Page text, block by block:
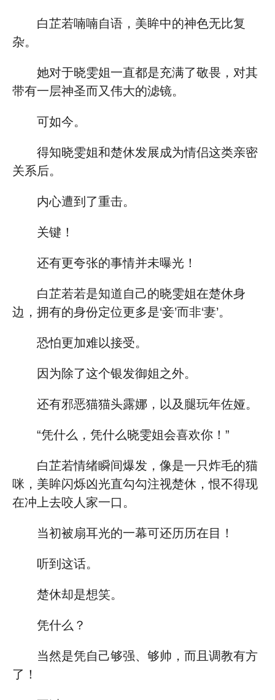
白芷若喃喃自语，美眸中的神色无比复
杂。
她对于晓雯姐一直都是充满了敬畏，对其
带有一层神圣而又伟大的滤镜。
可如今。
得知晓雯姐和楚休发展成为情侣这类亲密
关系后。
内心遭到了重击。
关键！
还有更夸张的事情并未曝光！
白芷若若是知道自己的晓雯姐在楚休身
边，拥有的身份定位更多是‘妾’而非‘妻’。
恐怕更加难以接受。
因为除了这个银发御姐之外。
还有邪恶猫猫头露娜，以及腿玩年佐娅。
“凭什么，凭什么晓雯姐会喜欢你！”
白芷若情绪瞬间爆发，像是一只炸毛的猫
咪，美眸闪烁凶光直勾勾注视楚休，恨不得现
在冲上去咬人家一口。
当初被扇耳光的一幕可还历历在目！
听到这话。
楚休却是想笑。
凭什么？
当然是凭自己够强、够帅，而且调教有方
了！